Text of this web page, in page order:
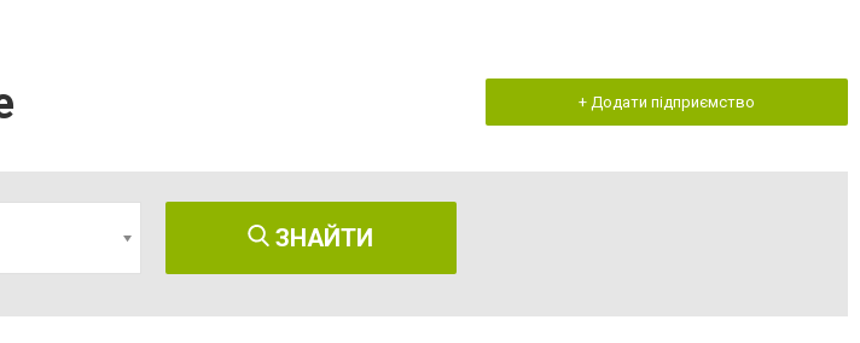
+ Додати підприємство
ЗНАЙТИ